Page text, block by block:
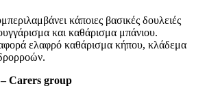
κάποιες βασικές δουλειές
και καθάρισμα μπάνιου.
ελαφρό καθάρισμα κήπου, κλάδεμα
Carers group